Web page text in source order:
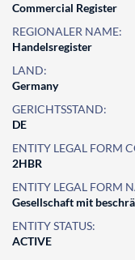
Commercial Register
REGIONALER NAME:
Handelsregister
LAND:
Germany
GERICHTSSTAND:
DE
ENTITY LEGAL FORM
2HBR
ENTITY LEGAL FORM
Gesellschaft mit
ENTITY STATUS:
ACTIVE